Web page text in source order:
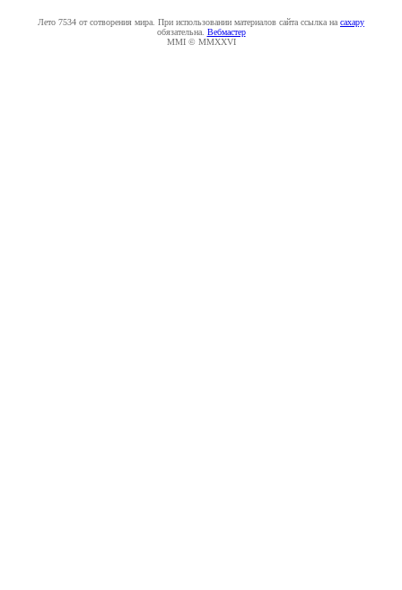
Лето 7534 от сотворения мира. При использовании материалов сайта ссылка на caxapу
обязательна. Вебмастер
MMI © MMXXVI